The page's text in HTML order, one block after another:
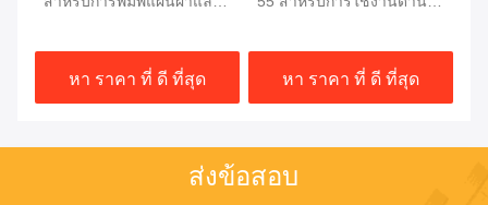
หา ราคา ที่ ดี ที่สุด หา ราคา ที่ ดี ที่สุด
ส่งข้อสอบ